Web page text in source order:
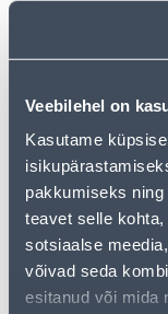
Veebilehel on
Kasutame
pakkumiseks
teavet selle
sotsiaalse
võivad seda
esitanud või mida
MURUKÄÄRID
38.66 €
22.99 € / tk